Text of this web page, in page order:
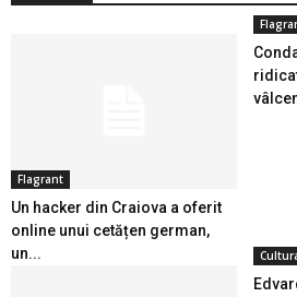
Flagrant
Un hacker din Craiova a oferit
online unui cetățen german,
un...